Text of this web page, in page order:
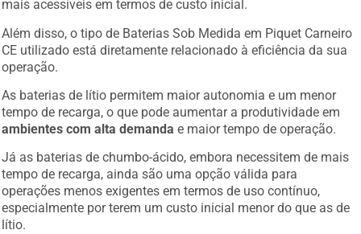
mais acessíveis em termos de custo inicial.
Além disso, o tipo de Baterias Sob Medida em Piquet Carneiro
CE utilizado está diretamente relacionado à eficiência da sua
operação.
As baterias de lítio permitem maior autonomia e um menor
tempo de recarga, o que pode aumentar a produtividade em
ambientes com alta demanda e maior tempo de operação.
Já as baterias de chumbo-ácido, embora necessitem de mais
tempo de recarga, ainda são uma opção válida para
operações menos exigentes em termos de uso contínuo,
especialmente por terem um custo inicial menor do que as de
lítio.